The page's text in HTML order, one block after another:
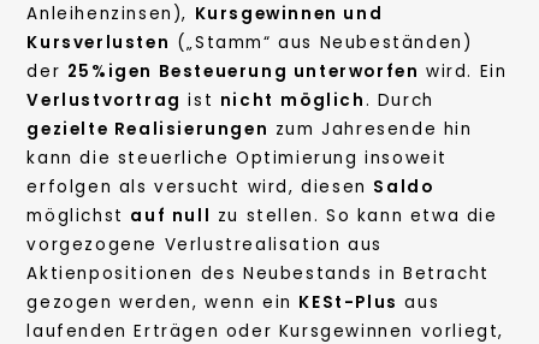
Anleihenzinsen), Kursgewinnen und
Kursverlusten („Stamm“ aus Neubeständen)
der 25%igen Besteuerung unterworfen wird. Ein
Verlustvortrag ist nicht möglich. Durch
gezielte Realisierungen zum Jahresende hin
kann die steuerliche Optimierung insoweit
erfolgen als versucht wird, diesen Saldo
möglichst auf null zu stellen. So kann etwa die
vorgezogene Verlustrealisation aus
Aktienpositionen des Neubestands in Betracht
gezogen werden, wenn ein KESt-Plus aus
laufenden Erträgen oder Kursgewinnen vorliegt,